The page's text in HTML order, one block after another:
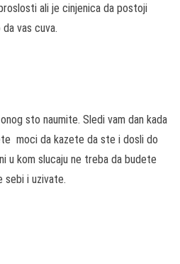
ali je cinjenica da postoji
vas cuva.
sto naumite. Sledi vam dan kada
moci da kazete da ste i dosli do
u kom slucaju ne treba da budete
sebi i uzivate.